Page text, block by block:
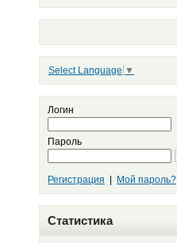
Select Language ▼
Логин
Пароль
Регистрация Мой пароль?
Статистика